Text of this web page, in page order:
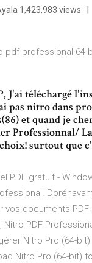
1,423,983 views
pdf professional
J'ai téléchargé
pas nitro dans
et quand je
Professionnal/
surtout que
PDF gratuit -
vos documents PDF
Nitro PDF
Nitro Pro (64-bit)
Nitro Pro (64-bit)